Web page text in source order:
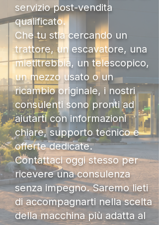
servizio post-vendita
qualificato.
Che tu stia cercando un
trattore, un escavatore, una
mietitrebbia, un telescopico,
un mezzo usato o un
ricambio originale, i nostri
consulenti sono pronti ad
aiutarti con informazioni
chiare, supporto tecnico e
offerte dedicate.
Contattaci oggi stesso per
ricevere una consulenza
senza impegno. Saremo lieti
di accompagnarti nella scelta
della macchina più adatta al